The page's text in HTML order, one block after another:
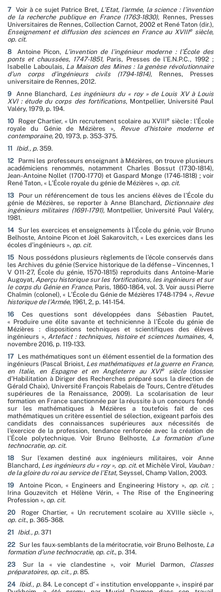
7 Voir à ce sujet Patrice Bret, L’Etat, l’armée, la science : l’invention
de la recherche publique en France (1763-1830), Rennes, Presses
Universitaires de Rennes, Collection Carnot, 2002 et René Taton (dir.),
Enseignement et diffusion des sciences en France au XVIIIe siècle,
op. cit.
8
Antoine Picon, L’invention de l’ingénieur moderne : l’École des
ponts et chaussées, 1747-1851, Paris, Presses de l’E.N.P.C., 1992 ;
Isabelle Laboulais,La Maison des Mines : la genèse révolutionnaire
d’un corps d’ingénieurs civils (1794-1814), Rennes, Presses
universitaire de Rennes, 2012.
9
Anne Blanchard, Les ingénieurs du « roy » de Louis XV à Louis
XVI : étude du corps des fortifications, Montpellier, Université Paul
Valéry, 1979, p. 194.
10
Roger Chartier, « Un recrutement scolaire au XVIIIe siècle : l’École
royale du Génie de Mézières », Revue d’histoire moderne et
contemporaine, 20, 1973, p. 353-375.
11
Ibid., p. 359.
12
Parmi les professeurs enseignant à Mézières, on trouve plusieurs
académiciens renommés, notamment Charles Bossut (1730-1814),
Jean-Antoine Nollet (1700-1770) et Gaspard Monge (1746-1818) ; voir
René Taton, « L’École royale du génie de Mézières », op. cit.
13
Pour un référencement de tous les anciens élèves de l’École du
génie de Mézières, se reporter à Anne Blanchard, Dictionnaire des
ingénieurs militaires (1691-1791),Montpellier, Université Paul Valéry,
1981.
14
Sur les exercices et enseignements à l’École du génie, voir Bruno
Belhoste, Antoine Picon et Joël Sakarovitch, « Les exercices dans les
écoles d’ingénieurs », op. cit.
15
Nous possédons plusieurs règlements de l’école conservés dans
les Archives du génie (Service historique de la défense – Vincennes, 1
V O11-27, École du génie, 1570-1815) reproduits dans Antoine-Marie
Augoyat,Aperçu historique sur les fortifications, les ingénieurs et sur
le corps du Génie en France, Paris, 1860-1864, vol. 3. Voir aussi Pierre
Chalmin (colonel), « L’École du Génie de Mézières 1748-1794 », Revue
historique de l’Armée, 1961, 2, p. 141-154.
16
Ces questions sont développées dans Sébastien Pautet,
« Produire une élite savante et technicienne à l’École du génie de
Mézières : dispositions techniques et scientifiques des élèves
ingénieurs »,Artefact : techniques, histoire et sciences humaines,4,
novembre 2016, p. 119-133.
17 Les mathématiques sont un élément essentiel de la formation des
ingénieurs (Pascal Brioist, Les mathématiques et la guerre en France,
en Italie, en Espagne et en Angleterre au XVIe siècle(dossier
d’Habilitation à Diriger des Recherches préparé sous la direction de
Gérald Chaix), Université François Rabelais de Tours, Centre d’études
supérieures de la Renaissance, 2009). La scolarisation de leur
formation en France sanctionnée par la réussite à un concours fondé
sur les mathématiques à Mézières a toutefois fait de ces
mathématiques un critère essentiel de sélection, exigeant parfois des
candidats des connaissances supérieures aux nécessités de
l’exercice de la profession, tendance renforcée avec la création de
l’École polytechnique. Voir Bruno Belhoste, La formation d’une
technocratie, op. cit.
18
Sur l’examen destiné aux ingénieurs militaires, voir Anne
Blanchard, Les ingénieurs du « roy », op. cit. et Michèle Virol, Vauban :
de la gloire du roi au service de l’Etat, Seyssel, Champ Vallon, 2003.
19
Antoine Picon, « Engineers and Engineering History », op. cit.;
Irina Gouzevitch et Hélène Vérin, « The Rise of the Engineering
Profession », op. cit.
20
Roger Chartier, « Un recrutement scolaire au XVIIIe siècle »,
op. cit., p. 365-368.
21
Ibid., p. 371
22 Sur les faux-semblants de la méritocratie, voir Bruno Belhoste, La
formation d’une technocratie, op. cit., p. 314.
23
Sur la « vie clandestine », voir Muriel Darmon, Classes
préparatoires, op. cit., p. 85.
24 Ibid., p.84. Le concept d’ « institution enveloppante », inspiré par